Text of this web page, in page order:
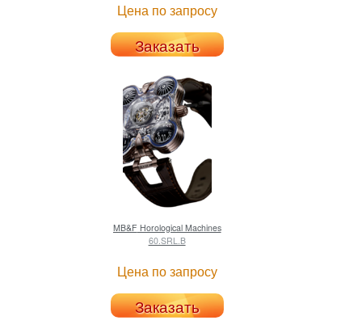
Цена по запросу
Заказать
MB&F Horological Machines
60.SRL.B
Цена по запросу
Заказать